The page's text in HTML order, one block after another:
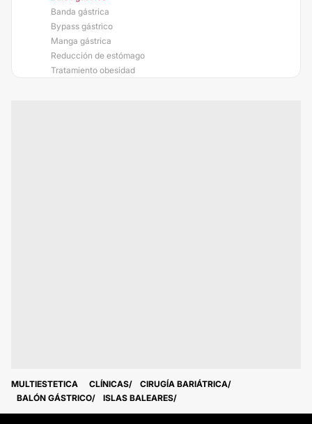
Banda gástrica
Bypass gástrico
Manga gástrica
Reducción de estómago
Tratamiento obesidad
MULTIESTETICA CLÍNICAS
CIRUGÍA BARIÁTRICA
BALÓN GÁSTRICO
ISLAS BALEARES